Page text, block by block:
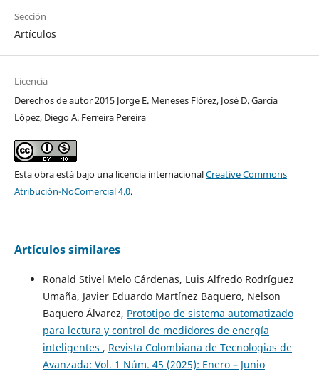
Sección
Artículos
Licencia
Derechos de autor 2015 Jorge E. Meneses Flórez, José D. García
López, Diego A. Ferreira Pereira
Esta obra está bajo una licencia internacionalCreative Commons
Atribución-NoComercial 4.0.
Artículos similares
Ronald Stivel Melo Cárdenas, Luis Alfredo Rodríguez
Umaña, Javier Eduardo Martínez Baquero, Nelson
Baquero Álvarez, Prototipo de sistema automatizado
para lectura y control de medidores de energía
inteligentes , Revista Colombiana de Tecnologias de
Avanzada: Vol. 1 Núm. 45 (2025): Enero – Junio